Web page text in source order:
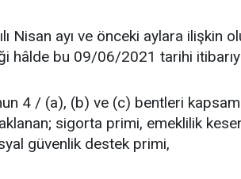
Nisan ayı ve önceki aylara
hâlde bu 09/06/2021 tarihi
4 / (a), (b) ve (c) bentleri
sigorta primi, emeklilik
güvenlik destek primi,